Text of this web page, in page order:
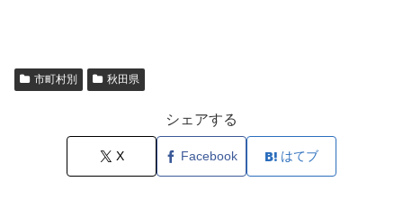
市町村別 秋田県
シェアする
X Facebook はてブ